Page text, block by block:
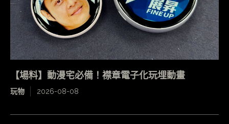
【場料】動漫宅必備！襟章電子化玩埋動畫
玩物 2026-08-08